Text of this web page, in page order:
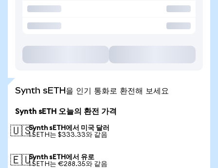
Synth sETH을 인기 통화로 환전해 보세요
Synth sETH 오늘의 환전 가격
🇺🇸Synth sETH에서 미국 달러
1 SETH는 $333.33와 같음
🇪🇺Synth sETH에서 유로
1 SETH는 €288.35와 같음